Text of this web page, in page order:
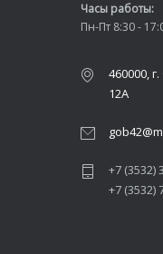
Часы работы:
Пн-Пт 8:30 -
460000,
12А
+7 (3532)
+7 (3532)